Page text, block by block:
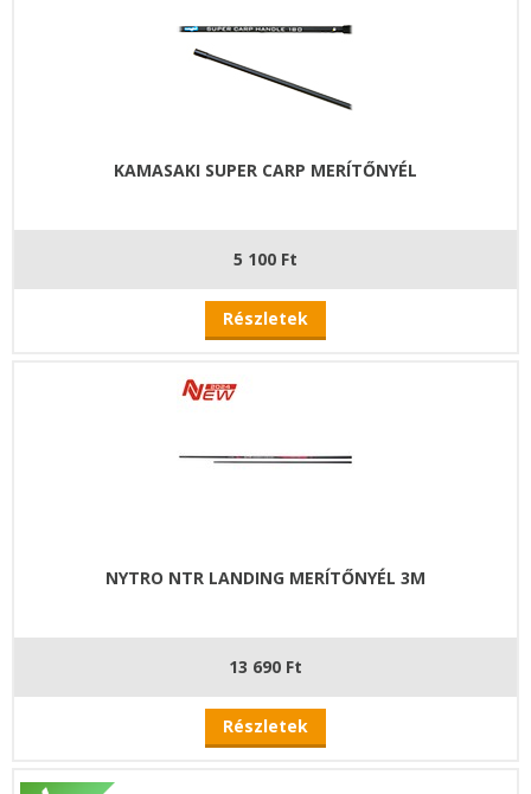
KAMASAKI SUPER CARP MERÍTŐNYÉL
5 100 Ft
Részletek
NYTRO NTR LANDING MERÍTŐNYÉL 3M
13 690 Ft
Részletek